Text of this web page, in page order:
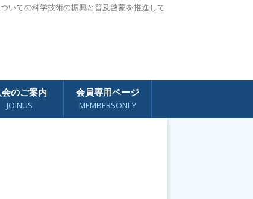
いての科学技術の振興と普及啓蒙を推進して
会のご案内
JOINUS
会員専用ページ
MEMBERSONLY